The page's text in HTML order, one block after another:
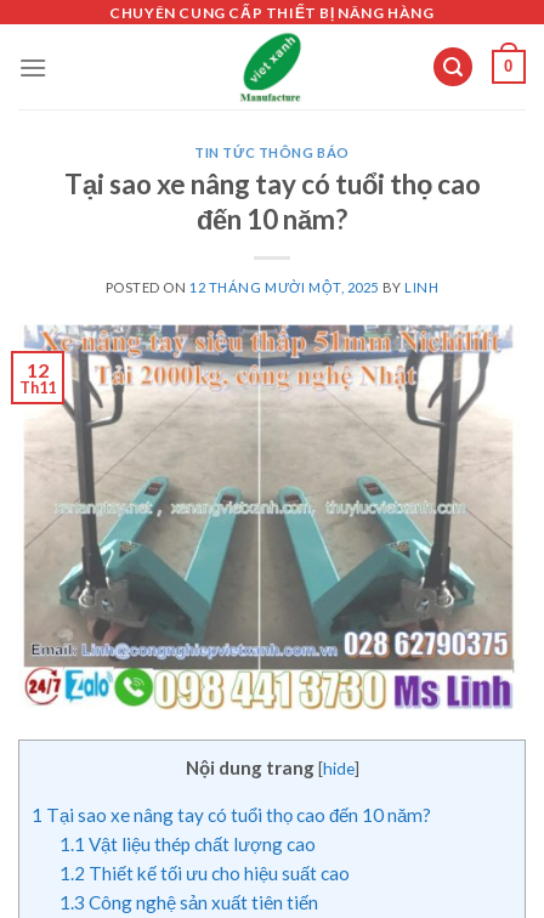
content
CHUYÊN CUNG CẤP THIẾT BỊ NÂNG HÀNG
0
TIN TỨC THÔNG BÁO
Tại sao xe nâng tay có tuổi thọ cao
đến 10 năm?
POSTED ON 12 THÁNG MƯỜI MỘT, 2025 BYLINH
12
Th11
Nội dung trang [hide]
1 Tại sao xe nâng tay có tuổi thọ cao đến 10 năm?
1.1 Vật liệu thép chất lượng cao
1.2 Thiết kế tối ưu cho hiệu suất cao
1.3 Công nghệ sản xuất tiên tiến